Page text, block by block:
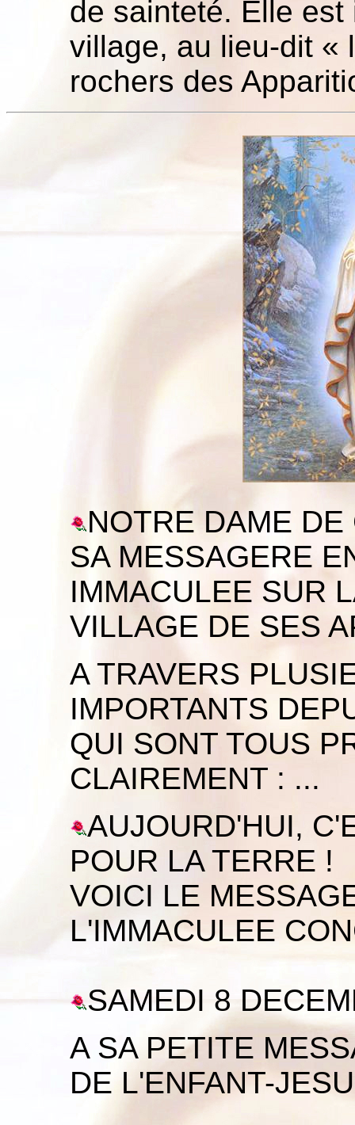
de sainteté. Elle
village, au lieu-dit
rochers des
NOTRE DAME
SA MESSAGERE
IMMACULEE SUR
VILLAGE DE SES
A TRAVERS
IMPORTANTS
QUI SONT TOUS
CLAIREMENT : ...
AUJOURD'HUI,
POUR LA TERRE !
VOICI LE
L'IMMACULEE
SAMEDI 8
A SA PETITE
DE L'ENFANT-